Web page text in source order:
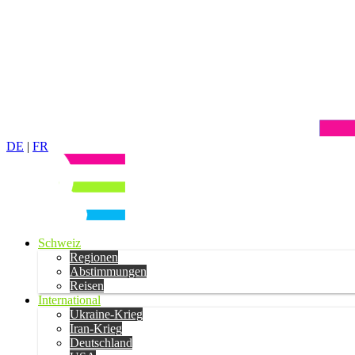
DE | FR
Schweiz
Regionen
Abstimmungen
Reisen
International
Ukraine-Krieg
Iran-Krieg
Deutschland